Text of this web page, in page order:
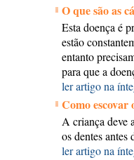
O que são as
Esta doença é
estão
entanto
para que a
ler artigo na
Como escovar
A criança deve
os dentes antes
ler artigo na